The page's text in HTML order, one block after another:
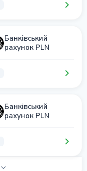
Банківський
рахунок PLN
Банківський
рахунок PLN